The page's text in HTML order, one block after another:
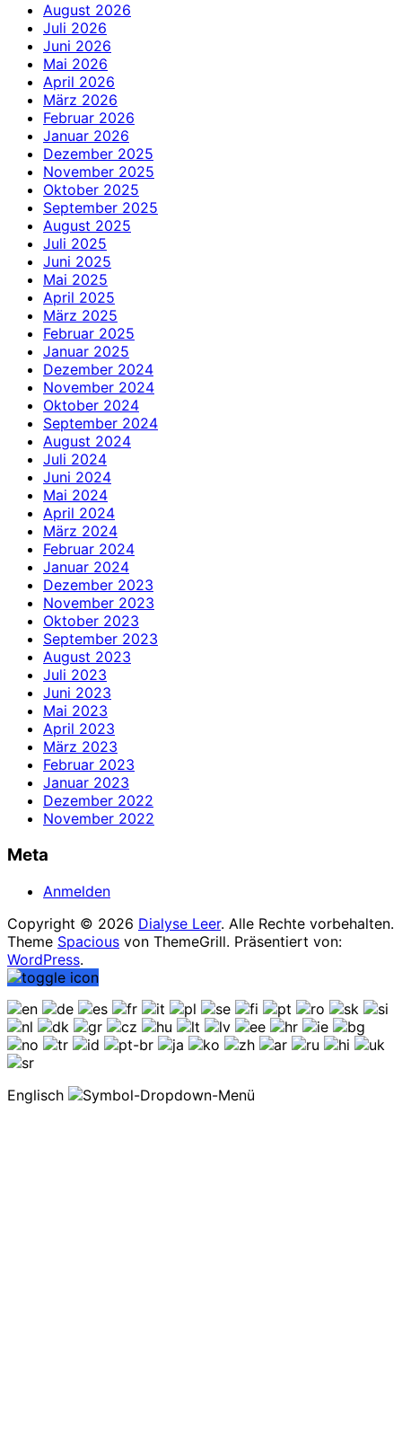
August 2026
Juli 2026
Juni 2026
Mai 2026
April 2026
März 2026
Februar 2026
Januar 2026
Dezember 2025
November 2025
Oktober 2025
September 2025
August 2025
Juli 2025
Juni 2025
Mai 2025
April 2025
März 2025
Februar 2025
Januar 2025
Dezember 2024
November 2024
Oktober 2024
September 2024
August 2024
Juli 2024
Juni 2024
Mai 2024
April 2024
März 2024
Februar 2024
Januar 2024
Dezember 2023
November 2023
Oktober 2023
September 2023
August 2023
Juli 2023
Juni 2023
Mai 2023
April 2023
März 2023
Februar 2023
Januar 2023
Dezember 2022
November 2022
Meta
Anmelden
Copyright © 2026 Dialyse Leer. Alle Rechte vorbehalten.
Theme Spacious von ThemeGrill. Präsentiert von:
WordPress.
Englisch